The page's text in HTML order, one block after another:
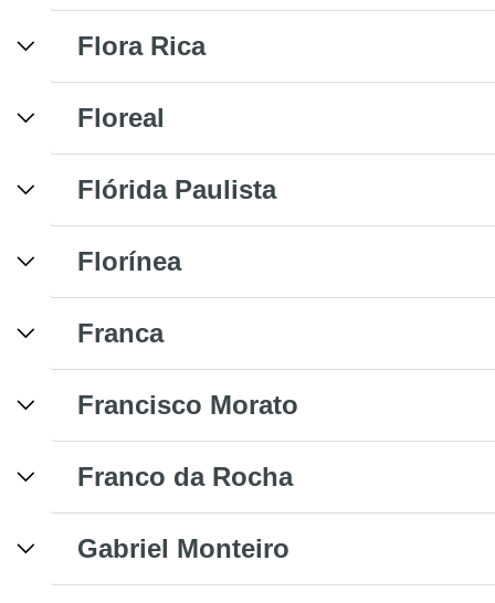
Flora Rica
Floreal
Flórida Paulista
Florínea
Franca
Francisco Morato
Franco da Rocha
Gabriel Monteiro